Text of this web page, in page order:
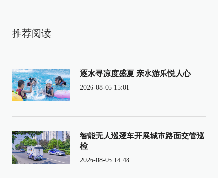
推荐阅读
逐水寻凉度盛夏 亲水游乐悦人心
2026-08-05 15:01
智能无人巡逻车开展城市路面交管巡
检
2026-08-05 14:48